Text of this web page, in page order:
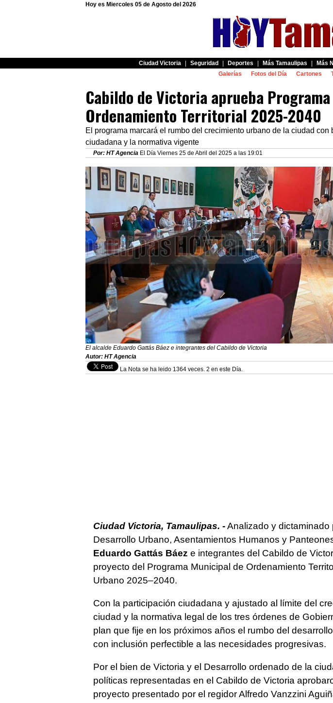
Hoy es Miercoles 05 de Agosto del 2026
Ciudad Victoria Seguridad Deportes Más Tamaulipas Más
Galerías
Fotos del Día Cartones
Cabildo de Victoria aprueba
Ordenamiento Territorial 2025-2040
El programa marcará el rumbo del crecimiento urbano de la ciudad con
ciudadana y la normativa vigente
Por: HT Agencia El Día Viernes 25 de Abril del 2025 a las 19:01
El alcalde Eduardo Gattás Báez e integrantes del Cabildo de Victoria
Autor: HT Agencia
La Nota se ha leido 1364 veces. 2 en este Día.
Ciudad Victoria, Tamaulipas. -Analizado y dictaminado
Desarrollo Urbano, Asentamientos Humanos y
Eduardo Gattás Báez e integrantes del Cabildo de
proyecto del Programa Municipal de Ordenamiento
Urbano 2025–2040.
Con la participación ciudadana y ajustado al límite del
ciudad y la normativa legal de los tres órdenes de
plan que fije en los próximos años el rumbo del
con inclusión perfectible a las necesidades progresivas.
Por el bien de Victoria y el Desarrollo ordenado de la
políticas representadas en el Cabildo de Victoria
proyecto presentado por el regidor Alfredo Vanzzini